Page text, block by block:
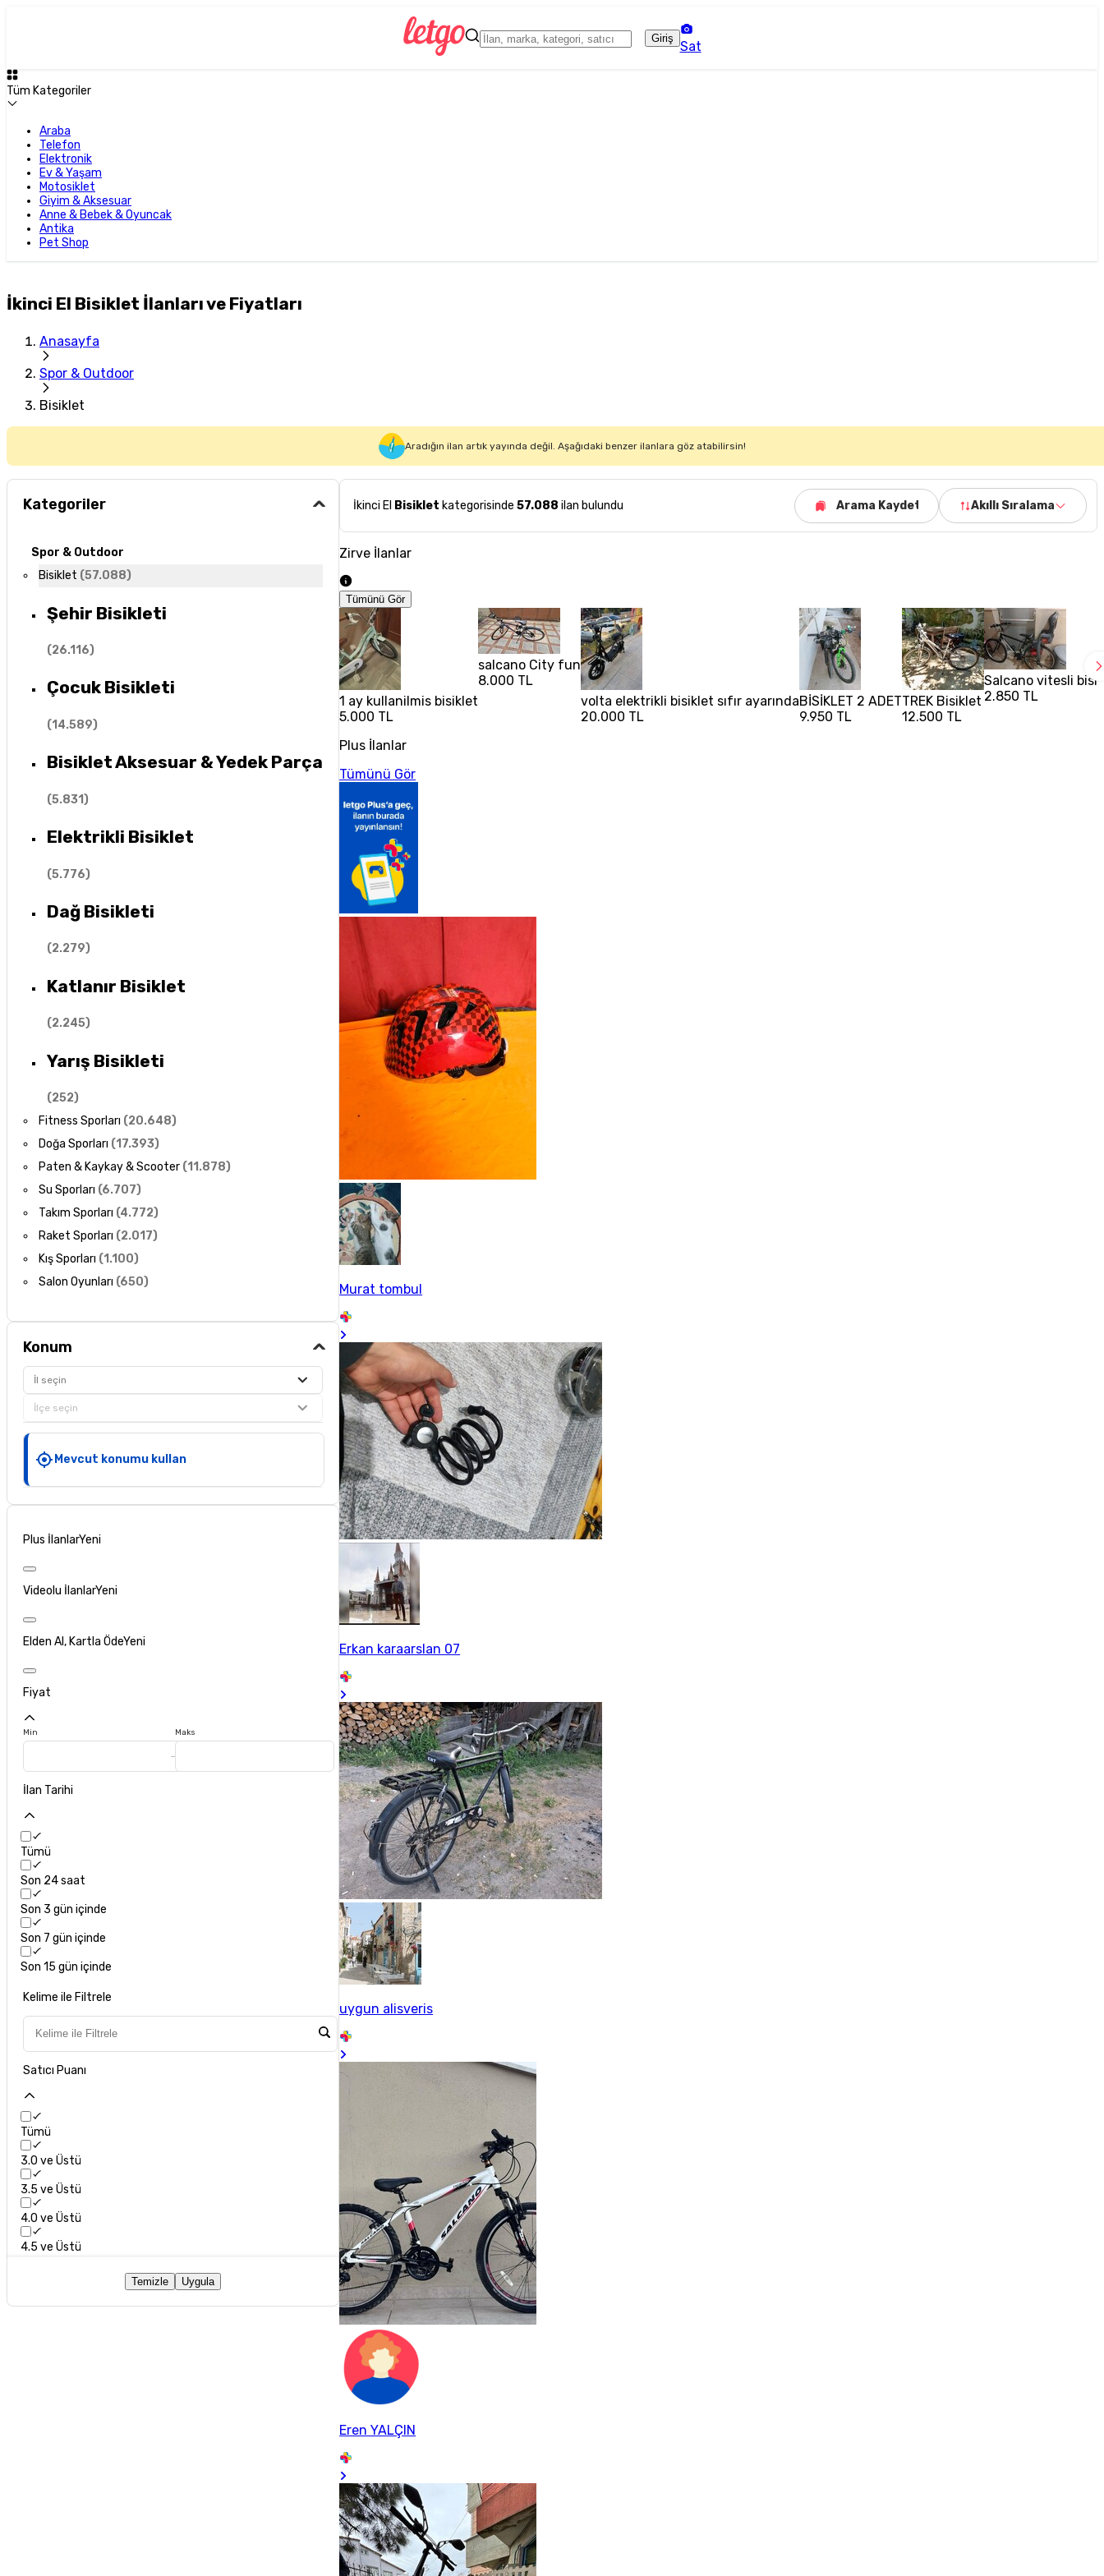
Giriş
Sat
Tüm Kategoriler
Araba
Telefon
Elektronik
Ev & Yaşam
Motosiklet
Giyim & Aksesuar
Anne & Bebek & Oyuncak
Antika
Pet Shop
İkinci El Bisiklet İlanları ve Fiyatları
Anasayfa
Spor & Outdoor
Bisiklet
Aradığın ilan artık yayında değil. Aşağıdaki benzer ilanlara göz atabilirsin!
Kategoriler
Spor & Outdoor
Bisiklet (57.088)
Şehir Bisikleti
(26.116)
Çocuk Bisikleti
(14.589)
Bisiklet Aksesuar & Yedek Parça
(5.831)
Elektrikli Bisiklet
(5.776)
Dağ Bisikleti
(2.279)
Katlanır Bisiklet
(2.245)
Yarış Bisikleti
(252)
Fitness Sporları (20.648)
Doğa Sporları (17.393)
Paten & Kaykay & Scooter (11.878)
Su Sporları (6.707)
Takım Sporları (4.772)
Raket Sporları (2.017)
Kış Sporları (1.100)
Salon Oyunları (650)
Konum
İl seçin
İlçe seçin
Mevcut konumu kullan
Plus İlanlarYeni
Videolu İlanlarYeni
Elden Al, Kartla ÖdeYeni
Fiyat
Min Maks
İlan Tarihi
Tümü
Son 24 saat
Son 3 gün içinde
Son 7 gün içinde
Son 15 gün içinde
Kelime ile Filtrele
Satıcı Puanı
Tümü
3.0 ve Üstü
3.5 ve Üstü
4.0 ve Üstü
4.5 ve Üstü
Temizle Uygula
İkinci El Bisiklet kategorisinde 57.088 ilan bulundu Arama Kaydet Akıllı Sıralama
Zirve İlanlar
Tümünü Gör
1 ay kullanilmis bisiklet
5.000 TL
salcano City fun
8.000 TL
volta elektrikli bisiklet sıfır ayarında
20.000 TL
BİSİKLET 2 ADET
9.950 TL
TREK Bisiklet
12.500 TL
Salcano vitesli
2.850 TL
Plus İlanlar
Tümünü Gör
Murat tombul
Erkan karaarslan 07
uygun alisveris
Eren YALÇIN